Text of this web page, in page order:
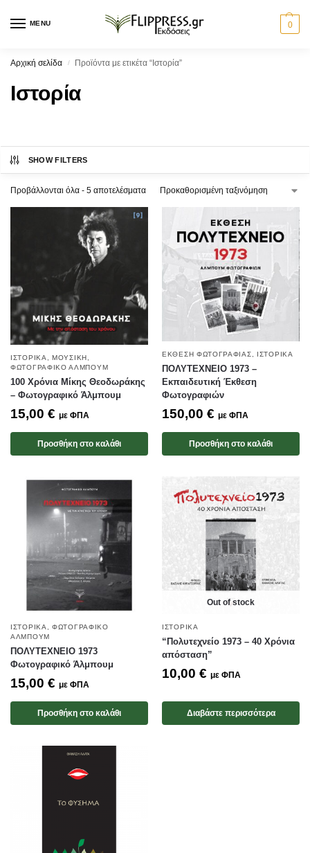
MENU 0
Αρχική σελίδα / Προϊόντα με ετικέτα “Ιστορία”
Ιστορία
SHOW FILTERS
Προβάλλονται όλα - 5 αποτελέσματα
ΙΣΤΟΡΙΚΆ ,ΜΟΥΣΙΚΉ
ΦΩΤΟΓΡΑΦΙΚΌ ΆΛΜΠΟΥΜ
100 Χρόνια Μίκης Θεοδωράκης
– Φωτογραφικό Άλμπουμ
15,00 € με ΦΠΑ
Προσθήκη στο καλάθι
ΈΚΘΕΣΗ ΦΩΤΟΓΡΑΦΊΑΣ ΙΣΤΟΡΙΚΆ
ΠΟΛΥΤΕΧΝΕΙΟ 1973 –
Εκπαιδευτική Έκθεση
Φωτογραφιών
150,00 € με ΦΠΑ
Προσθήκη στο καλάθι
ΙΣΤΟΡΙΚΆ ,ΦΩΤΟΓΡΑΦΙΚΌ
ΆΛΜΠΟΥΜ
ΠΟΛΥΤΕΧΝΕΙΟ 1973
Φωτογραφικό Άλμπουμ
15,00 € με ΦΠΑ
Προσθήκη στο καλάθι
Out of stock
ΙΣΤΟΡΙΚΆ
“Πολυτεχνείο 1973 – 40 Χρόνια
απόσταση”
10,00 € με ΦΠΑ
Διαβάστε περισσότερα